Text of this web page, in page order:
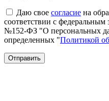
Даю свое согласие на
соответствии с федеральным
№152-ФЗ "О персональных
определенных "Политикой
Отправить